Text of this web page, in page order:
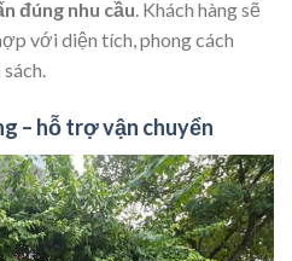
đúng nhu cầu. Khách hàng sẽ
với diện tích, phong cách
– hỗ trợ vận chuyển